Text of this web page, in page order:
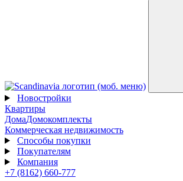
Новостройки
Квартиры
ДомаДомокомплекты
Коммерческая недвижимость
Способы покупки
Покупателям
Компания
+7 (8162) 660-777